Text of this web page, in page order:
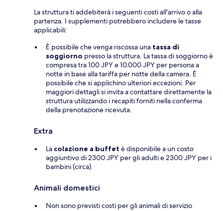
La struttura ti addebiterà i seguenti costi all'arrivo o alla
partenza. I supplementi potrebbero includere le tasse
applicabili:
È possibile che venga riscossa una tassa di
soggiorno presso la struttura. La tassa di soggiorno è
compresa tra 100 JPY e 10.000 JPY per persona a
notte in base alla tariffa per notte della camera. È
possibile che si applichino ulteriori eccezioni. Per
maggiori dettagli si invita a contattare direttamente la
struttura utilizzando i recapiti forniti nella conferma
della prenotazione ricevuta.
Extra
La colazione a buffet è disponibile a un costo
aggiuntivo di 2300 JPY per gli adulti e 2300 JPY per i
bambini (circa).
Animali domestici
Non sono previsti costi per gli animali di servizio